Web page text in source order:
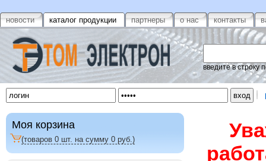
новости каталог продукции партнеры о нас контакты
введите в строку
Моя корзина
(товаров 0 шт. на сумму 0 руб.)